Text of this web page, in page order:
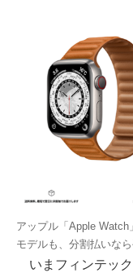
アップル「Apple
モデルも、分割払いな
いまフィンテッ